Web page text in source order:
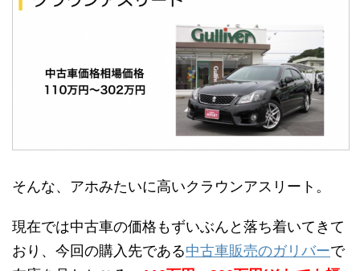
そんな、アホみたいに高いクラウンアスリート。
現在では中古車の価格もずいぶんと落ち着いてきて
おり、今回の購入先である中古車販売のガリバーで